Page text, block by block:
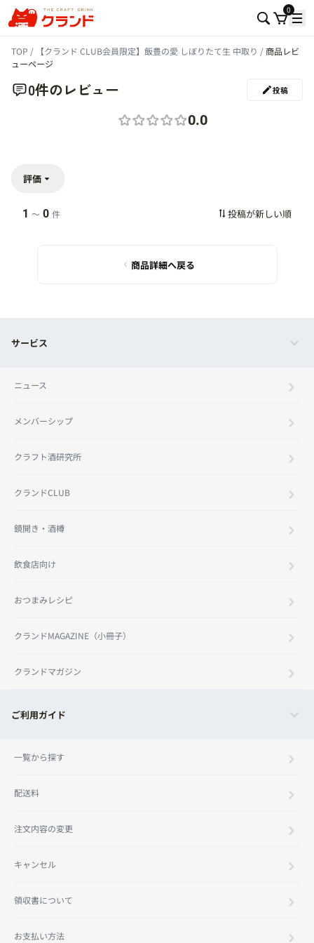
0
TOP 【クランド CLUB会員限定】飯豊の愛 しぼりたて生 中取り
商品レビ
ューページ
0件のレビュー
0.0
投稿
評価
1 〜 0 件
商品詳細へ戻る
サービス
ニュース
メンバーシップ
クラフト酒研究所
クランドCLUB
鏡開き・酒樽
飲食店向け
おつまみレシピ
クランドMAGAZINE（小冊子）
クランドマガジン
ご利用ガイド
一覧から探す
配送料
注文内容の変更
キャンセル
領収書について
お支払い方法